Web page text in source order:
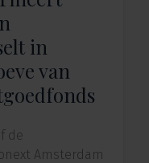
in
van
de
Amsterdam